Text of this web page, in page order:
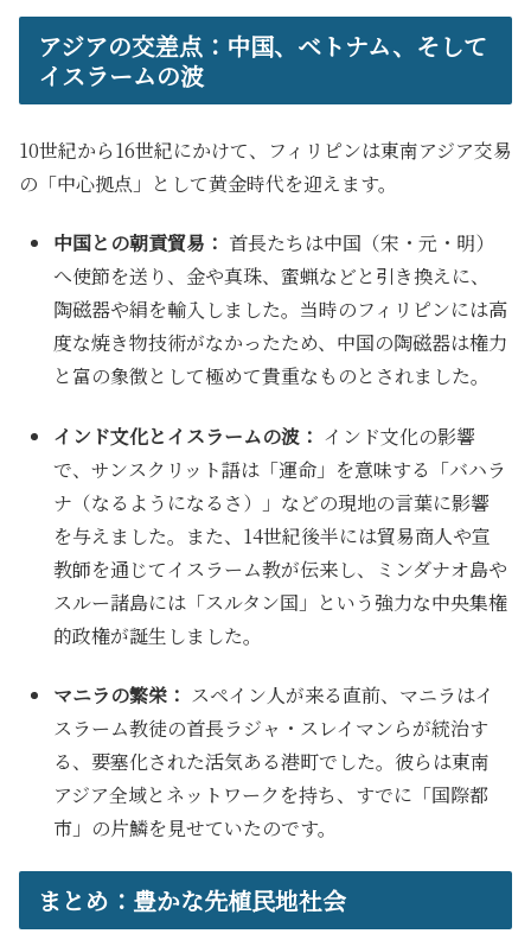
アジアの交差点：中国、ベトナム、そして
イスラームの波
10世紀から16世紀にかけて、フィリピンは東南アジア交易
の「中心拠点」として黄金時代を迎えます。
中国との朝貢貿易： 首長たちは中国（宋・元・明）
へ使節を送り、金や真珠、蜜蝋などと引き換えに、
陶磁器や絹を輸入しました。当時のフィリピンには高
度な焼き物技術がなかったため、中国の陶磁器は権力
と富の象徴として極めて貴重なものとされました。
インド文化とイスラームの波： インド文化の影響
で、サンスクリット語は「運命」を意味する「バハラ
ナ（なるようになるさ）」などの現地の言葉に影響
を与えました。また、14世紀後半には貿易商人や宣
教師を通じてイスラーム教が伝来し、ミンダナオ島や
スルー諸島には「スルタン国」という強力な中央集権
的政権が誕生しました。
マニラの繁栄： スペイン人が来る直前、マニラはイ
スラーム教徒の首長ラジャ・スレイマンらが統治す
る、要塞化された活気ある港町でした。彼らは東南
アジア全域とネットワークを持ち、すでに「国際都
市」の片鱗を見せていたのです。
まとめ：豊かな先植民地社会